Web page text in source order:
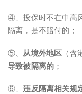
④、投保时不在中高
隔离，是不赔付的；
⑤、 从境外地区 （
导致被隔离的 ；
⑥、违反隔离相关规